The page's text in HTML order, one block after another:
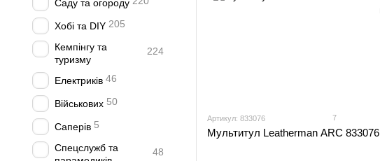
Артикул: 833076 7
Мультитул Leatherman ARC 833076
Саду та огороду
Хобі та DIY 205
Кемпінгу та
туризму
224
Електриків 46
Військових 50
Саперів 5
Спецслужб та
48